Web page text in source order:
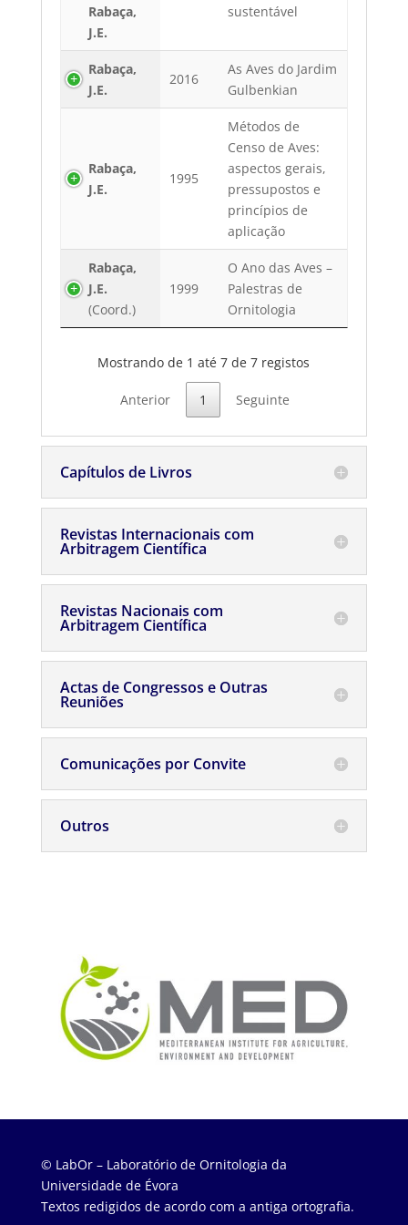
Rabaça,
J.E.
sustentável
Rabaça,
J.E.
2016
As Aves do Jardim
Gulbenkian
Rabaça,
J.E.
1995
Métodos de
Censo de Aves:
aspectos gerais,
pressupostos e
princípios de
aplicação
Rabaça,
J.E.
(Coord.)
1999
O Ano das Aves –
Palestras de
Ornitologia
Mostrando de 1 até 7 de 7 registos
Anterior 1 Seguinte
Capítulos de Livros
Revistas Internacionais com
Arbitragem Científica
Revistas Nacionais com
Arbitragem Científica
Actas de Congressos e Outras
Reuniões
Comunicações por Convite
Outros
© LabOr – Laboratório de Ornitologia da
Universidade de Évora
Textos redigidos de acordo com a antiga ortografia.